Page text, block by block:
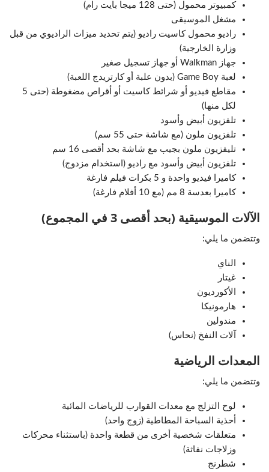
كمبيوتر محمول (حتى 128 ميجا بايت رام)
مشغل الموسيقى
راديو محمول كاسيت راديو (يتم تحديد ميزات الراديوي من قبل
وزارة الخارجية)
جهاز Walkman أو جهاز تسجيل صغير
لعبة Game Boy (بدون علبة أو كارتريدج اللعبة)
مقاطع فيديو أو شرائط كاسيت أو أقراص مضغوطة (حتى 5
لكل منها)
تلفزيون أبيض وأسود
تلفزيون ملون (مع شاشة حتى 55 سم)
تليفزيون ملون بجيب مع شاشة بحد أقصى 16 سم
تلفزيون أبيض وأسود مع راديو (استخدام مزدوج)
كاميرا فيديو واحدة و 5 بكرات فيلم فارغة
كاميرا بعدسة 8 مم (مع 10 أفلام فارغة)
الآلات الموسيقية (بحد أقصى 3 في المجموع)
وتتضمن ما يلي:
الناي
غيتار
الأكورديون
هارمونيكا
مندولين
آلات النفخ (نحاس)
المعدات الرياضية
وتتضمن ما يلي:
لوح التزلج مع معدات القوارب للرياضات المائية
أحذية السباحة المطاطية (زوج واحد)
متعلقات شخصية أخرى من قطعة واحدة (باستثناء محركات
وزلاجات نفاثة)
شطرنج